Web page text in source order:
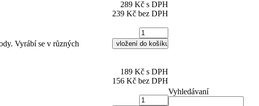
Vyrábí se v různých
289 Kč s DPH
239 Kč bez DPH
189 Kč s DPH
156 Kč bez DPH
Vyhledávaní